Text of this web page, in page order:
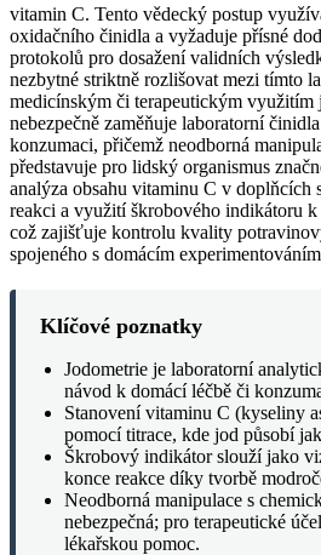
vitamin C. Tento vědecký postup
oxidačního činidla a vyžaduje přísné
protokolů pro dosažení validních
nezbytné striktně rozlišovat mezi tímto
medicínským či terapeutickým
nebezpečně zaměňuje laboratorní
konzumaci, přičemž neodborná
představuje pro lidský organismus
analýza obsahu vitaminu C v doplňcích
reakci a využití škrobového indikátoru
což zajišťuje kontrolu kvality
spojeného s domácím
Klíčové poznatky
Jodometrie je laboratorní
návod k domácí léčbě či
Stanovení vitaminu C (kyseliny
pomocí titrace, kde jod působí
Škrobový indikátor slouží jako
konce reakce díky tvorbě
Neodborná manipulace s
nebezpečná; pro terapeutické
lékařskou pomoc.